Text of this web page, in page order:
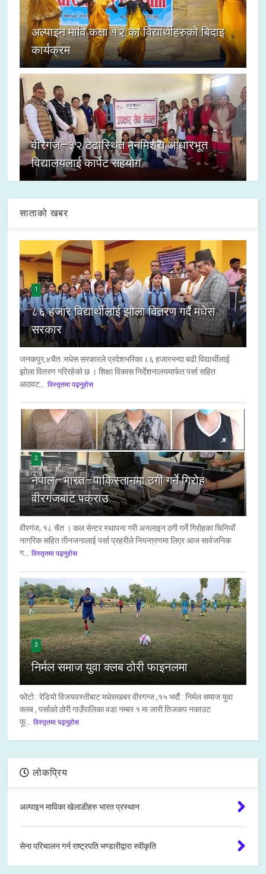
अल्पाइन मावि कक्षा १२ का विद्यार्थीहरुको बिदाइ
कार्यक्रम
वीरगंज–३२ टेढास्थित मनमिश्रा आधारभूत
विद्यालयलाई कार्पेट सहयोग
साताको खबर
1
८६ हजार विद्यार्थीलाई झोला वितरण गर्दै मधेस
सरकार
जनकपुर,४चैत :मधेस सरकारले प्रदेशभरिका ८६ हजारभन्दा बढी विद्यार्थीलाई
झोला वितरण गरिरहेको छ । शिक्षा विकास निर्देशनालयमार्फत पर्सा सहित
आठवट...
विस्तृतमा पढ्नुहोस
2
नेपाल–भारत–पाकिस्तानमा ठगी गर्ने गिरोह
वीरगंजबाट पक्राउ
वीरगंज, १८ चैत । कल सेन्टर स्थापना गरी अनलाइन ठगी गर्ने गिरोहका चिनियाँ
नागरिक सहित तीनजनालाई पर्सा प्रहरीले नियन्त्रणमा लिएर आज सार्वजनिक
ग...
विस्तृतमा पढ्नुहोस
3
निर्मल समाज युवा क्लब ठोरी फाइनलमा
फोटो : रेडियो विजयवस्तीबाट मधेसखबर वीरगन्ज ,१५ भदौं : निर्मल समाज युवा
क्लब , पर्साको ठोरी गाउँपालिका वडा नम्बर १ मा जारी तिजकप नकाउट
फू...
विस्तृतमा पढ्नुहोस
लोकप्रिय
अल्पाइन माविका खेलाडीहरु भारत प्रस्थान
सेना परिचालन गर्न राष्ट्रपति भण्डारीद्वारा स्वीकृति